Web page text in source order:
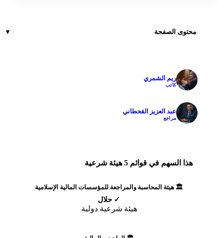
محتوى الصفحة
ريم الشمري
كاتب
عبد العزيز القحطاني
مراجع
هذا السهم في قوائم 5 هيئة شرعية
🏛️ هيئة المحاسبة والمراجعة للمؤسسات المالية الإسلامية
✓ حلال
هيئة شرعية دولية